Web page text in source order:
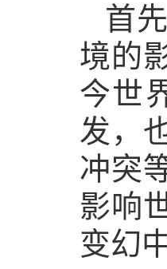
首
境的
今世
发，
冲突
影响
变幻